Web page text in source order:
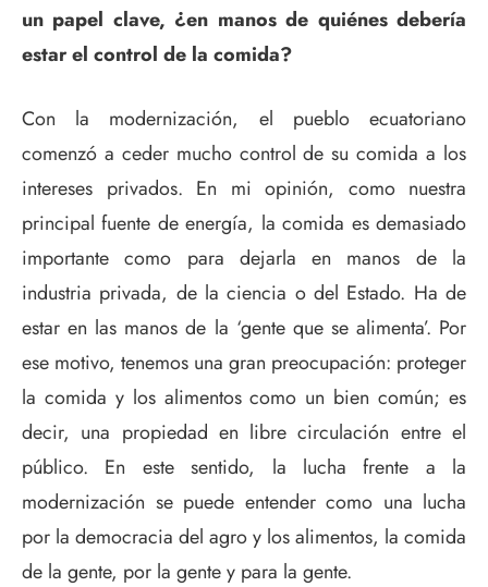
un papel clave, ¿en manos de quiénes debería
estar el control de la comida?
Con la modernización, el pueblo ecuatoriano
comenzó a ceder mucho control de su comida a los
intereses privados. En mi opinión, como nuestra
principal fuente de energía, la comida es demasiado
importante como para dejarla en manos de la
industria privada, de la ciencia o del Estado. Ha de
estar en las manos de la ‘gente que se alimenta’. Por
ese motivo, tenemos una gran preocupación: proteger
la comida y los alimentos como un bien común; es
decir, una propiedad en libre circulación entre el
público. En este sentido, la lucha frente a la
modernización se puede entender como una lucha
por la democracia del agro y los alimentos, la comida
de la gente, por la gente y para la gente.